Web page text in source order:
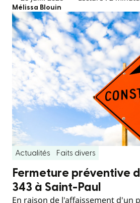
Mélissa Blouin
Actualités Faits divers
Fermeture préventive
343 à Saint-Paul
En raison de l'affaissement d'un